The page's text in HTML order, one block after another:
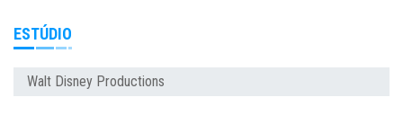
ESTÚDIO
Walt Disney Productions